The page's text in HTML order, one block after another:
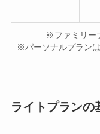
※ファミリー
※パーソナルプラン
ライトプランの